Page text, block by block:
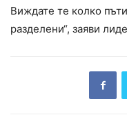
Виждате те колко
разделени“, заяви